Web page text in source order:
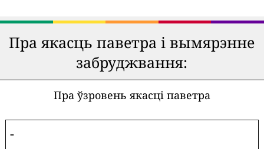
Пра якасць паветра і вымярэнне
забруджвання:
Пра ўзровень якасці паветра
-